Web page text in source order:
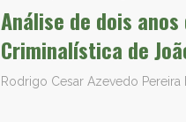
Análise de dois
Criminalística de
Rodrigo Cesar Azevedo Pereira